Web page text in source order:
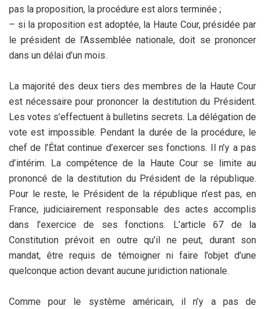
pas la proposition, la procédure est alors terminée ;
– si la proposition est adoptée, la Haute Cour, présidée par
le président de l’Assemblée nationale, doit se prononcer
dans un délai d’un mois.
La majorité des deux tiers des membres de la Haute Cour
est nécessaire pour prononcer la destitution du Président.
Les votes s’effectuent à bulletins secrets. La délégation de
vote est impossible. Pendant la durée de la procédure, le
chef de l’État continue d’exercer ses fonctions. Il n’y a pas
d’intérim. La compétence de la Haute Cour se limite au
prononcé de la destitution du Président de la république.
Pour le reste, le Président de la république n’est pas, en
France, judiciairement responsable des actes accomplis
dans l’exercice de ses fonctions. L’article 67 de la
Constitution prévoit en outre qu’il ne peut, durant son
mandat, être requis de témoigner ni faire l’objet d’une
quelconque action devant aucune juridiction nationale.
Comme pour le système américain, il n’y a pas de